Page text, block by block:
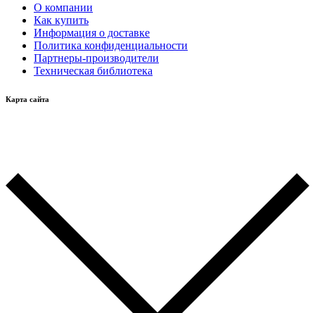
О компании
Как купить
Информация о доставке
Политика конфиденциальности
Партнеры-производители
Техническая библиотека
Карта сайта